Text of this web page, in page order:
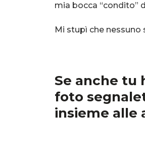
mia bocca “condito”
Mi stupì che
Se anche tu
foto
insieme alle